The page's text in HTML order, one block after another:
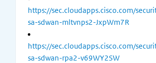
https://sec.cloudapps.cisco.com/
sa-sdwan-mltvnps2-JxpWm7R
https://sec.cloudapps.cisco.com/
sa-sdwan-rpa2-v69WY2SW